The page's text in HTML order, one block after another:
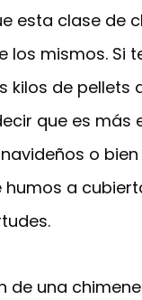
esta clase de
los mismos. Si
de pellets
que es más
o
a
de una